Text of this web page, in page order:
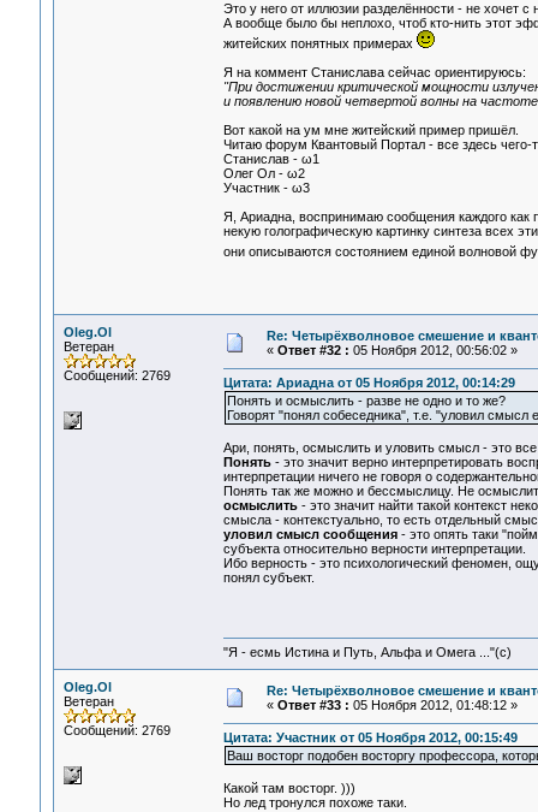
Это у него от иллюзии разделённости - не хочет
А вообще было бы неплохо, чтоб кто-нить этот
житейских понятных примерах
Я на коммент Станислава сейчас ориентируюсь:
"При достижении критической мощности
и появлению новой четвертой волны на
Вот какой на ум мне житейский пример пришёл.
Читаю форум Квантовый Портал - все здесь чего-
Станислав - ω1
Олег Ол - ω2
Участник - ω3
Я, Ариадна, воспринимаю сообщения каждого как
некую голографическую картинку синтеза всех
они описываются состоянием единой волновой
Oleg.Ol
Ветеран
Сообщений: 2769
Re: Четырёхволновое смешение и
« Ответ #32 : 05 Ноября 2012, 00:56:02 »
Цитата: Ариадна от 05 Ноября 2012, 00:14:29
Понять и осмыслить - разве не одно и то же?
Говорят "понял собеседника", т.е. "уловил смысл
Ари, понять, осмыслить и уловить смысл - это
Понять- это значит верно интерпретировать
интерпретации ничего не говоря о
Понять так же можно и бессмыслицу. Не
осмыслить- это значит найти такой контекст
смысла - контекстуально, то есть отдельный
уловил смысл сообщения- это опять таки
субъекта относительно верности интерпретации.
Ибо верность - это психологический феномен,
понял субъект.
"Я - есмь Истина и Путь, Альфа и Омега ..."(с)
Oleg.Ol
Ветеран
Сообщений: 2769
Re: Четырёхволновое смешение и
« Ответ #33 : 05 Ноября 2012, 01:48:12 »
Цитата: Участник от 05 Ноября 2012, 00:15:49
Ваш восторг подобен восторгу профессора,
Какой там восторг. )))
Но лед тронулся похоже таки.